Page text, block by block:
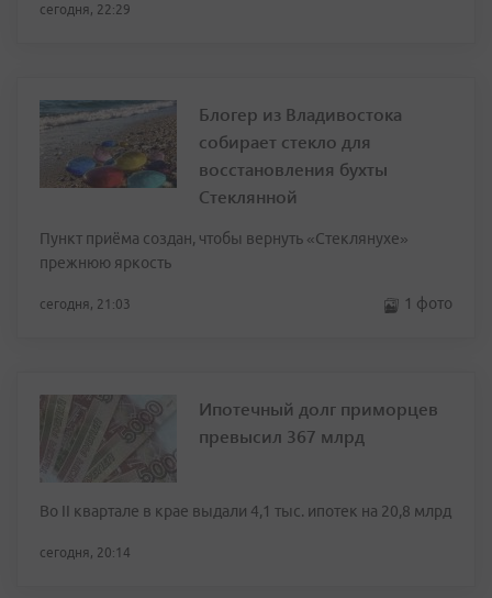
сегодня, 22:29
Блогер из Владивостока
собирает стекло для
восстановления бухты
Стеклянной
Пункт приёма создан, чтобы вернуть «Стеклянухе»
прежнюю яркость
сегодня, 21:03 1 фото
Ипотечный долг приморцев
превысил 367 млрд
Во II квартале в крае выдали 4,1 тыс. ипотек на 20,8 млрд
сегодня, 20:14